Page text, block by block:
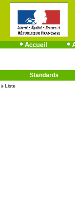
Accueil
Standards
Liste